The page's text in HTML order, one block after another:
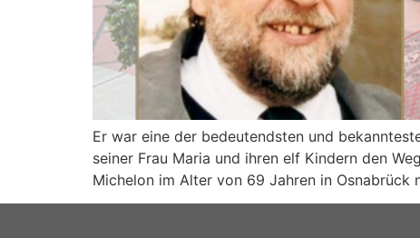
Er war eine der bedeutendsten und
seiner Frau Maria und ihren elf Kindern den
Michelon im Alter von 69 Jahren in Osnabrück